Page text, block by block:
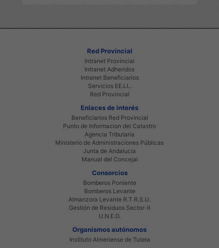
Red Provincial
Intranet Provincial
Intranet Adheridos
Intranet Beneficiarios
Servicios EE.LL.
Red Provincial
Enlaces de interés
Beneficiarios Red Provincial
Punto de Informacion del Catastro
Agencia Tributaria
Ministerio de Administraciones Públicas
Junta de Andalucia
Manual del Concejal
Consorcios
Bomberos Poniente
Bomberos Levante
Almanzora Levante R.T.R.S.U.
Gestión de Residuos Sector-II
U.N.E.D.
Organismos autónomos
Instituto Almeriense de Tutela